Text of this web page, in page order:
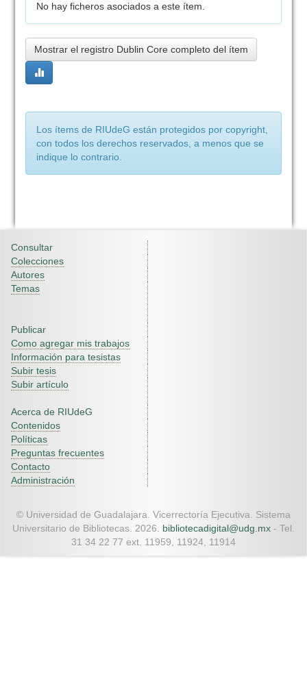
No hay ficheros asociados a este ítem.
Mostrar el registro Dublin Core completo del ítem
Los ítems de RIUdeG están protegidos por copyright,
con todos los derechos reservados, a menos que se
indique lo contrario.
Consultar
Colecciones
Autores
Temas
Publicar
Como agregar mis trabajos
Información para tesistas
Subir tesis
Subir artículo
Acerca de RIUdeG
Contenidos
Políticas
Preguntas frecuentes
Contacto
Administración
© Universidad de Guadalajara. Vicerrectoría Ejecutiva. Sistema
Universitario de Bibliotecas. 2026. bibliotecadigital@udg.mx - Tel.
31 34 22 77 ext. 11959, 11924, 11914